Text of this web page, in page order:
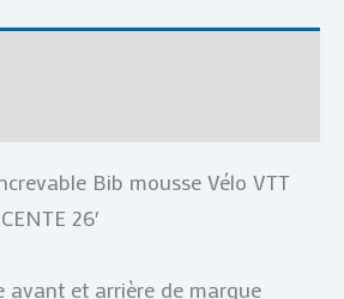
Bib mousse Vélo VTT
26′
avant et arrière de marque